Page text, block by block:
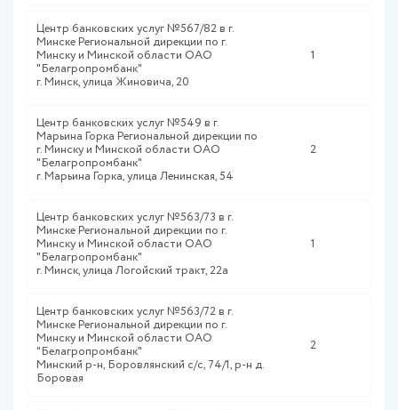
Центр банковских услуг №567/82 в г.
Минске Региональной дирекции по г.
Минску и Минской области ОАО
"Белагропромбанк"
г. Минск, улица Жиновича, 20
1
Центр банковских услуг №549 в г.
Марьина Горка Региональной дирекции по
г. Минску и Минской области ОАО
"Белагропромбанк"
г. Марьина Горка, улица Ленинская, 54
2
Центр банковских услуг №563/73 в г.
Минске Региональной дирекции по г.
Минску и Минской области ОАО
"Белагропромбанк"
г. Минск, улица Логойский тракт, 22а
1
Центр банковских услуг №563/72 в г.
Минске Региональной дирекции по г.
Минску и Минской области ОАО
"Белагропромбанк"
Минский р-н, Боровлянский с/с, 74/1, р-н д.
Боровая
2